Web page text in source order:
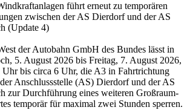
führt erneut zu temporären
zwischen der AS Dierdorf und der AS
(Update 4)
der Autobahn GmbH des Bundes lässt in
5. August 2026 bis Freitag, 7. August 2026,
bis circa 6 Uhr, die A3 in Fahrtrichtung
Anschlussstelle (AS) Dierdorf und der AS
zur Durchführung eines weiteren Großraum-
temporär für maximal zwei Stunden sperren.